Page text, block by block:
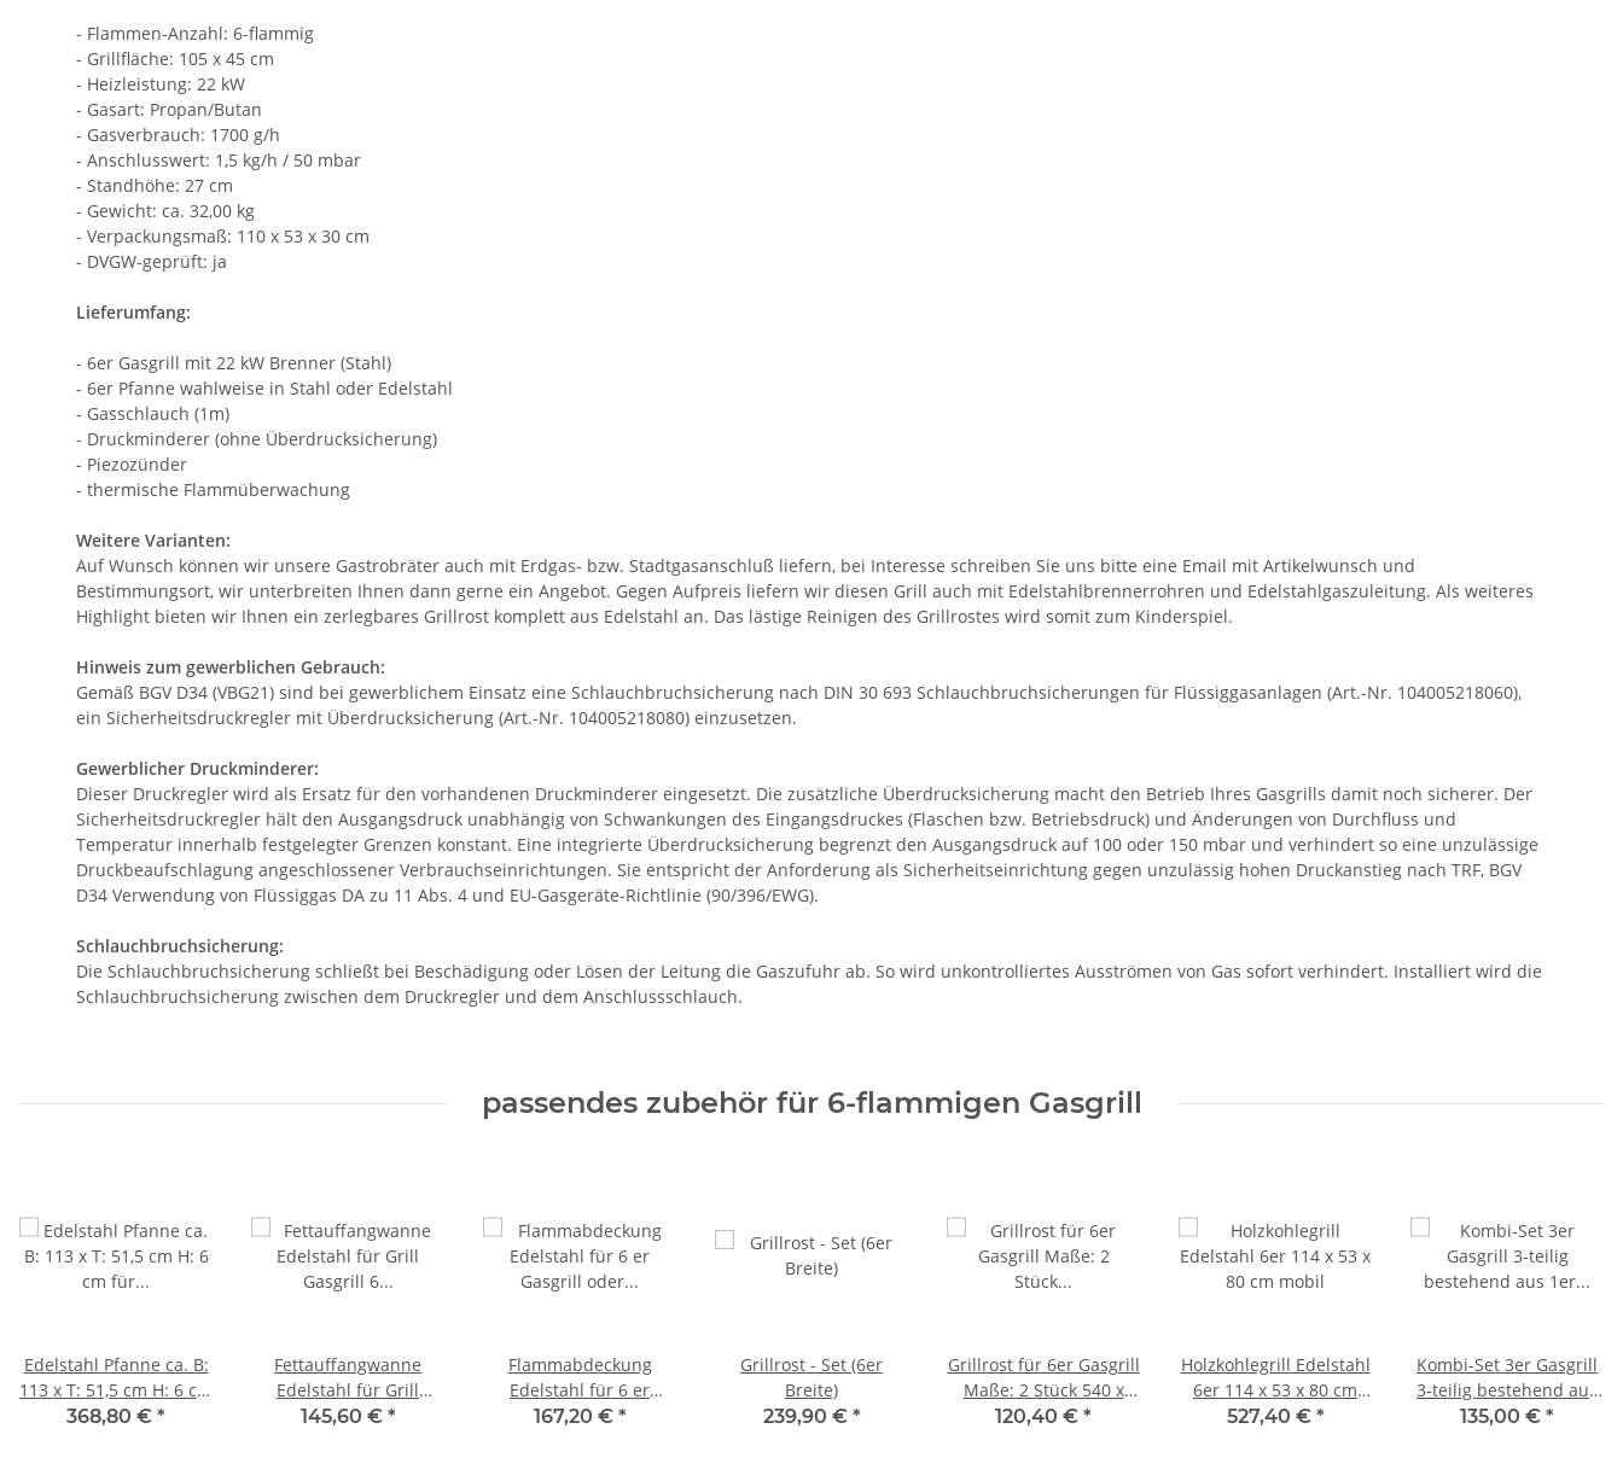
- Flammen-Anzahl: 6-flammig
- Grillfläche: 105 x 45 cm
- Heizleistung: 22 kW
- Gasart: Propan/Butan
- Gasverbrauch: 1700 g/h
- Anschlusswert: 1,5 kg/h / 50 mbar
- Standhöhe: 27 cm
- Gewicht: ca. 32,00 kg
- Verpackungsmaß: 110 x 53 x 30 cm
- DVGW-geprüft: ja
Lieferumfang:
- 6er Gasgrill mit 22 kW Brenner (Stahl)
- 6er Pfanne wahlweise in Stahl oder Edelstahl
- Gasschlauch (1m)
- Druckminderer (ohne Überdrucksicherung)
- Piezozünder
- thermische Flammüberwachung
Weitere Varianten:
Auf Wunsch können wir unsere Gastrobräter auch mit Erdgas- bzw. Stadtgasanschluß liefern, bei Interesse schreiben Sie uns bitte eine Email mit Artikelwunsch und
Bestimmungsort, wir unterbreiten Ihnen dann gerne ein Angebot. Gegen Aufpreis liefern wir diesen Grill auch mit Edelstahlbrennerrohren und Edelstahlgaszuleitung. Als weiteres
Highlight bieten wir Ihnen ein zerlegbares Grillrost komplett aus Edelstahl an. Das lästige Reinigen des Grillrostes wird somit zum Kinderspiel.
Hinweis zum gewerblichen Gebrauch:
Gemäß BGV D34 (VBG21) sind bei gewerblichem Einsatz eine Schlauchbruchsicherung nach DIN 30 693 Schlauchbruchsicherungen für Flüssiggasanlagen (Art.-Nr. 104005218060),
ein Sicherheitsdruckregler mit Überdrucksicherung (Art.-Nr. 104005218080) einzusetzen.
Gewerblicher Druckminderer:
Dieser Druckregler wird als Ersatz für den vorhandenen Druckminderer eingesetzt. Die zusätzliche Überdrucksicherung macht den Betrieb Ihres Gasgrills damit noch sicherer. Der
Sicherheitsdruckregler hält den Ausgangsdruck unabhängig von Schwankungen des Eingangsdruckes (Flaschen bzw. Betriebsdruck) und Änderungen von Durchfluss und
Temperatur innerhalb festgelegter Grenzen konstant. Eine integrierte Überdrucksicherung begrenzt den Ausgangsdruck auf 100 oder 150 mbar und verhindert so eine unzulässige
Druckbeaufschlagung angeschlossener Verbrauchseinrichtungen. Sie entspricht der Anforderung als Sicherheitseinrichtung gegen unzulässig hohen Druckanstieg nach TRF, BGV
D34 Verwendung von Flüssiggas DA zu 11 Abs. 4 und EU-Gasgeräte-Richtlinie (90/396/EWG).
Schlauchbruchsicherung:
Die Schlauchbruchsicherung schließt bei Beschädigung oder Lösen der Leitung die Gaszufuhr ab. So wird unkontrolliertes Ausströmen von Gas sofort verhindert. Installiert wird die
Schlauchbruchsicherung zwischen dem Druckregler und dem Anschlussschlauch.
passendes zubehör für 6-flammigen Gasgrill
Edelstahl Pfanne ca. B:
113 x T: 51,5 cm H: 6 cm
für 6 flammigen
368,80 € *
Fettauffangwanne
Edelstahl für Grill
Gasgrill 6 flammig
145,60 € *
Flammabdeckung
Edelstahl für 6 er
Gasgrill oder
167,20 € *
Grillrost - Set (6er
Breite)
239,90 € *
Grillrost für 6er Gasgrill
Maße: 2 Stück 540 x
470 mm
120,40 € *
Holzkohlegrill Edelstahl
6er 114 x 53 x 80 cm
mobil
527,40 € *
Kombi-Set 3er Gasgrill
3-teilig bestehend aus
1er Grillrost, 1er
135,00 € *